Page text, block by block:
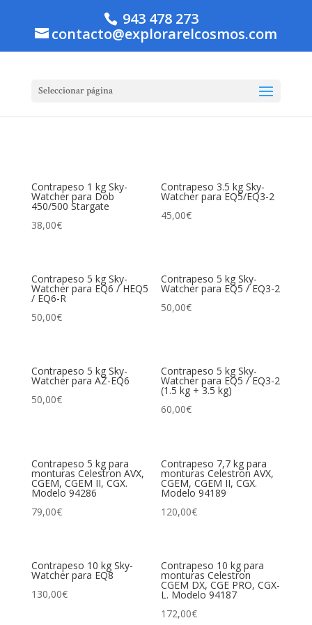
943 478 273
contacto@explorarelcosmos.com
Seleccionar página
Contrapeso 1 kg Sky-
Watcher para Dob
450/500 Stargate
38,00€
Contrapeso 3.5 kg Sky-
Watcher para EQ5/EQ3-2
45,00€
Contrapeso 5 kg Sky-
Watcher para EQ6 / HEQ5
/ EQ6-R
50,00€
Contrapeso 5 kg Sky-
Watcher para EQ5 / EQ3-2
50,00€
Contrapeso 5 kg Sky-
Watcher para AZ-EQ6
50,00€
Contrapeso 5 kg Sky-
Watcher para EQ5 / EQ3-2
(1.5 kg + 3.5 kg)
60,00€
Contrapeso 5 kg para
monturas Celestron AVX,
CGEM, CGEM II, CGX.
Modelo 94286
79,00€
Contrapeso 7,7 kg para
monturas Celestron AVX,
CGEM, CGEM II, CGX.
Modelo 94189
120,00€
Contrapeso 10 kg Sky-
Watcher para EQ8
130,00€
Contrapeso 10 kg para
monturas Celestron
CGEM DX, CGE PRO, CGX-
L. Modelo 94187
172,00€